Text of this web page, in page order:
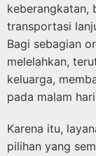
keberangkatan,
transportasi
Bagi sebagian
melelahkan,
keluarga,
pada malam
Karena itu,
pilihan yang